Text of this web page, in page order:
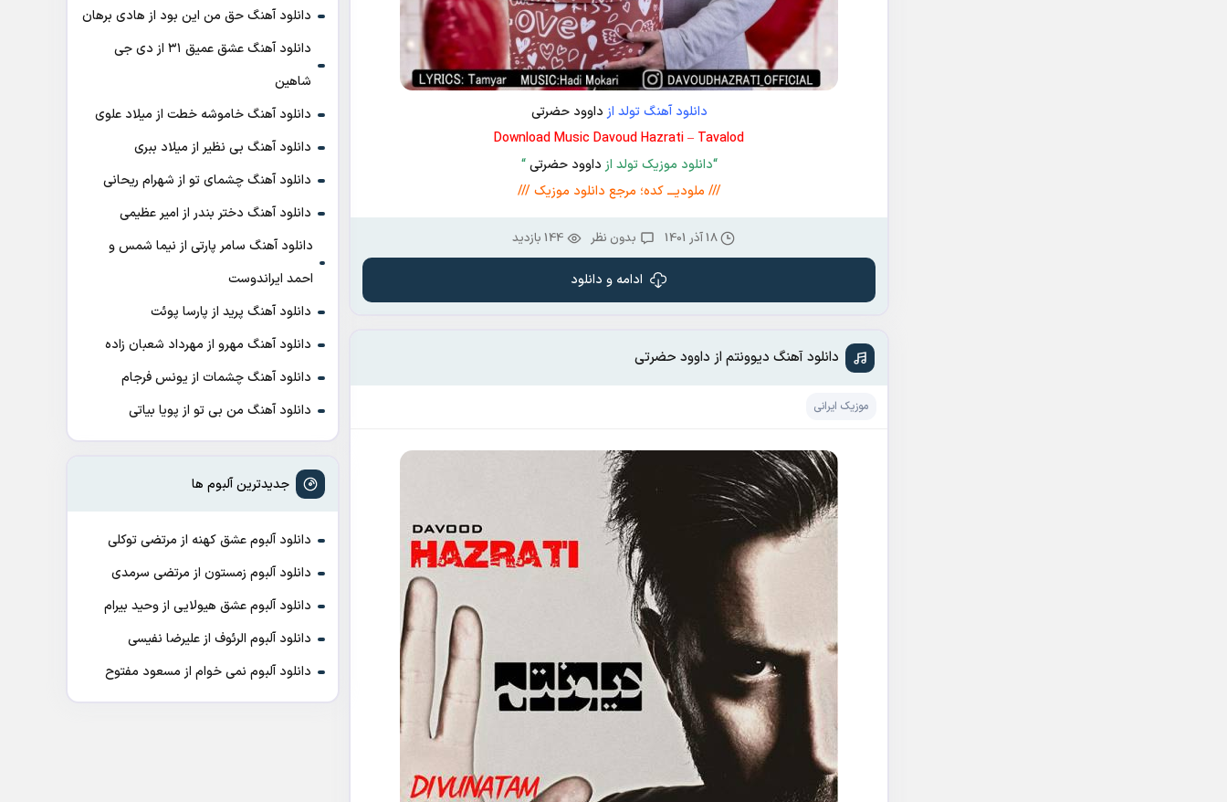
دانلود آهنگ تولد ازداوود حضرتی
Download Music Davoud Hazrati – Tavalod
“دانلود موزیک تولد ازداوود حضرتی“
/// ملودیـــ کده؛ مرجع دانلود موزیک ///
18 آذر 1401 بدون نظر 144 بازدید
ادامه و دانلود
دانلود آهنگ دیوونتم از داوود حضرتی
موزیک ایرانی
دانلود آهنگ حق من این بود از هادی برهان
دانلود آهنگ عشق عمیق ۳۱ از دی جی
شاهین
دانلود آهنگ خاموشه خطت از میلاد علوی
دانلود آهنگ بی نظیر از میلاد ببری
دانلود آهنگ چشمای تو از شهرام ریحانی
دانلود آهنگ دختر بندر از امیر عظیمی
دانلود آهنگ سامر پارتی از نیما شمس و
احمد ایراندوست
دانلود آهنگ پرید از پارسا پوئت
دانلود آهنگ مهرو از مهرداد شعبان زاده
دانلود آهنگ چشمات از یونس فرجام
دانلود آهنگ من بی تو از پویا بیاتی
جدیدترین آلبوم ها
دانلود آلبوم عشق کهنه از مرتضی توکلی
دانلود آلبوم زمستون از مرتضی سرمدی
دانلود آلبوم عشق هیولایی از وحید بیرام
دانلود آلبوم الرئوف از علیرضا نفیسی
دانلود آلبوم نمی خوام از مسعود مفتوح